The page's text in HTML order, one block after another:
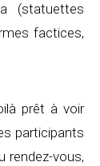
(statuettes
factices,
prêt à voir
participants
rendez-vous,